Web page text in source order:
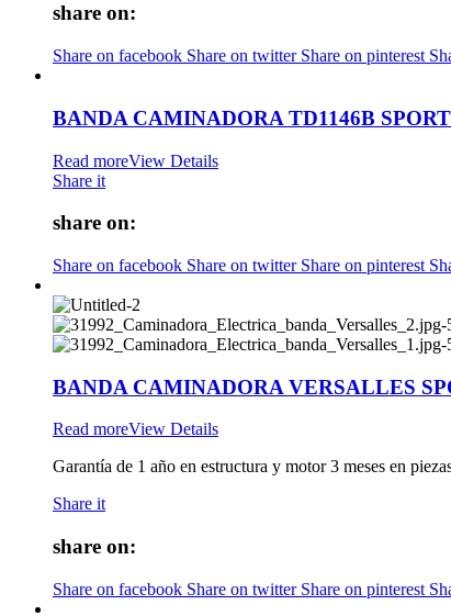
share on:
Share on facebook Share on twitter Share on pinterest
BANDA CAMINADORA TD1146B
Read moreView Details
Share it
share on:
Share on facebook Share on twitter Share on pinterest
BANDA CAMINADORA VERSALLES
Read moreView Details
Garantía de 1 año en estructura y motor 3 meses en
Share it
share on:
Share on facebook Share on twitter Share on pinterest